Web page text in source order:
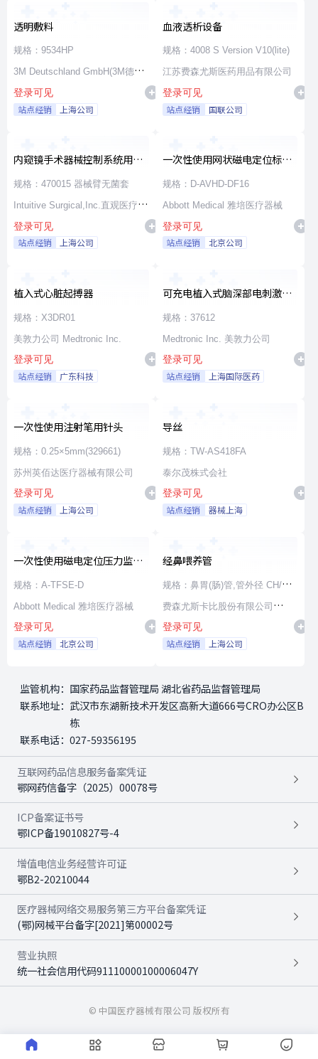
透明敷料
规格：9534HP
3M Deutschland GmbH(3M德国
公司)
登录可见
站点经销 上海公司
血液透析设备
规格：4008 S Version V10(lite)
江苏费森尤斯医药用品有限公司
登录可见
站点经销 国联公司
内窥镜手术器械控制系统用无
源器械和附件
规格：470015 器械臂无菌套
Intuitive Surgical,Inc.直观医疗公
司
登录可见
站点经销 上海公司
一次性使用网状磁电定位标测
导管
规格：D-AVHD-DF16
Abbott Medical 雅培医疗器械
登录可见
站点经销 北京公司
植入式心脏起搏器
规格：X3DR01
美敦力公司 Medtronic Inc.
登录可见
站点经销 广东科技
可充电植入式脑深部电刺激脉
冲发生器套件
规格：37612
Medtronic Inc. 美敦力公司
登录可见
站点经销 上海国际医药
一次性使用注射笔用针头
规格：0.25×5mm(329661)
苏州英佰达医疗器械有限公司
登录可见
站点经销 上海公司
导丝
规格：TW-AS418FA
泰尔茂株式会社
登录可见
站点经销 器械上海
一次性使用磁电定位压力监测
射频消融导管
规格：A-TFSE-D
Abbott Medical 雅培医疗器械
登录可见
站点经销 北京公司
经鼻喂养管
规格：鼻胃(肠)管,管外径 CH/FR
15,管内径 3.5mm,长度 100cm,
通用漏斗接头
费森尤斯卡比股份有限公司
Fresenius Kabi AG
登录可见
站点经销 上海公司
监管机构： 国家药品监督管理局 湖北省药品监督管理局
联系地址： 武汉市东湖新技术开发区高新大道666号CRO办公区B
栋
联系电话： 027-59356195
互联网药品信息服务备案凭证
鄂网药信备字（2025）00078号
ICP备案证书号
鄂ICP备19010827号-4
增值电信业务经营许可证
鄂B2-20210044
医疗器械网络交易服务第三方平台备案凭证
(鄂)网械平台备字[2021]第00002号
营业执照
统一社会信用代码91110000100006047Y
© 中国医疗器械有限公司 版权所有